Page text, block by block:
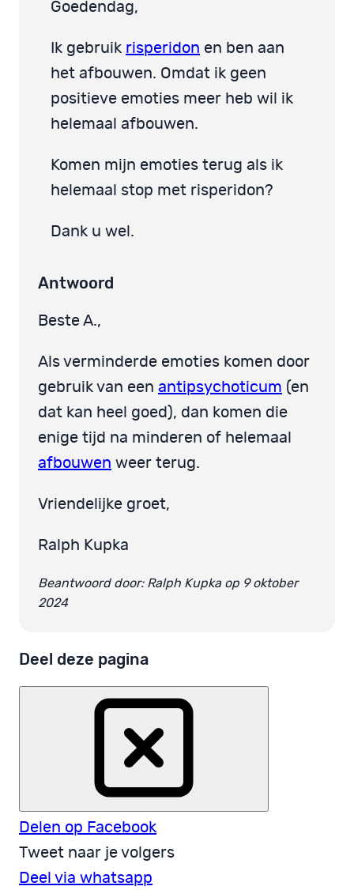
Goedendag,
Ik gebruik risperidon en ben aan
het afbouwen. Omdat ik geen
positieve emoties meer heb wil ik
helemaal afbouwen.
Komen mijn emoties terug als ik
helemaal stop met risperidon?
Dank u wel.
Antwoord
Beste A.,
Als verminderde emoties komen door
gebruik van een antipsychoticum (en
dat kan heel goed), dan komen die
enige tijd na minderen of helemaal
afbouwen weer terug.
Vriendelijke groet,
Ralph Kupka
Beantwoord door: Ralph Kupka op 9 oktober
2024
Deel deze pagina
Delen op Facebook
Tweet naar je volgers
Deel via whatsapp